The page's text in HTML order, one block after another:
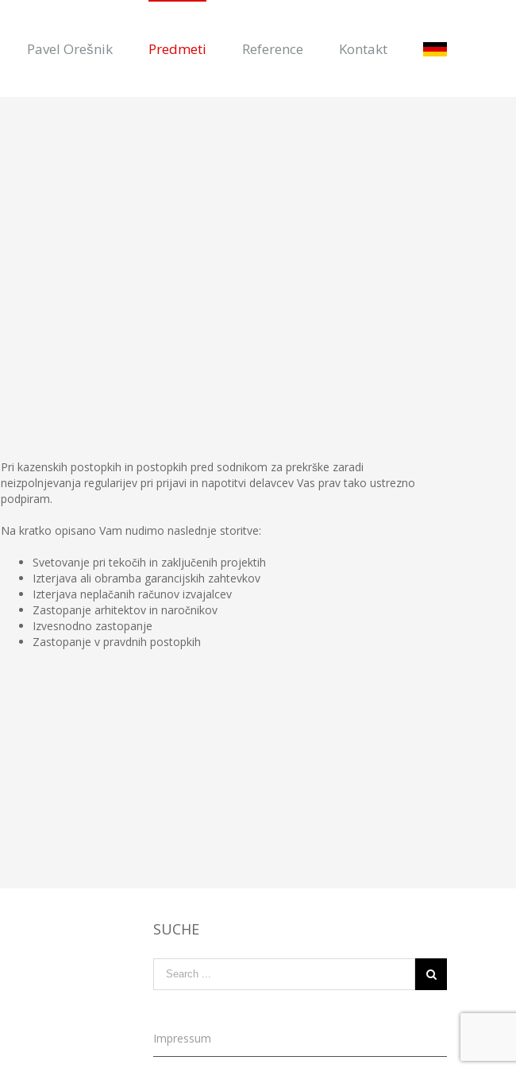
Pavel Orešnik Predmeti Reference Kontakt
Pri kazenskih postopkih in postopkih pred sodnikom za prekrške zaradi
neizpolnjevanja regularijev pri prijavi in napotitvi delavcev Vas prav tako ustrezno
podpiram.
Na kratko opisano Vam nudimo naslednje storitve:
Svetovanje pri tekočih in zaključenih projektih
Izterjava ali obramba garancijskih zahtevkov
Izterjava neplačanih računov izvajalcev
Zastopanje arhitektov in naročnikov
Izvesnodno zastopanje
Zastopanje v pravdnih postopkih
SUCHE
Impressum